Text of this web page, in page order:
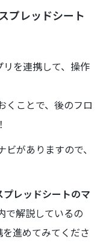
プレッドシート
を連携して、操作
くことで、後のフロ
がありますので、
レッドシートのマ
で解説しているの
進めてみてくださ